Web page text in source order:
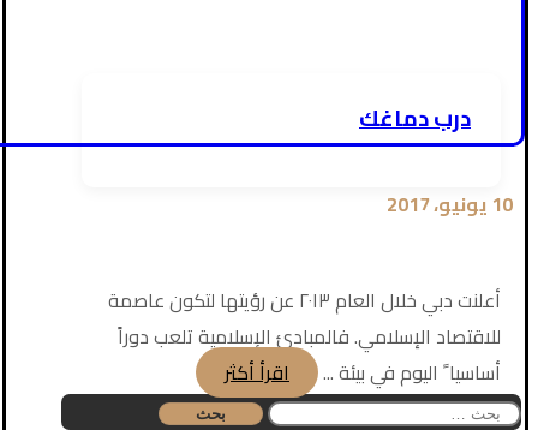
درب دماغك
10 يونيو، 2017
أعلنت دبي خلال العام ٢٠١٣ عن رؤيتها لتكون عاصمة
للاقتصاد الإسلامي. فالمبادئ الإسلامية تلعب دوراً
أساسيا ً اليوم في بيئة ...
اقرأ أكثر
البحث